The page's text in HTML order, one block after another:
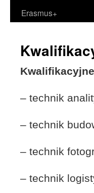
Erasmus+
– technik
– technik
– technik
– technik